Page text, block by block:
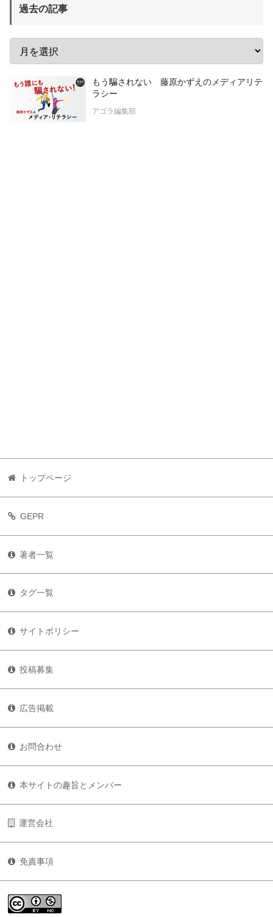
過去の記事
もう騙されない 藤原かずえのメディアリテ
ラシー
アゴラ編集部
トップページ
GEPR
著者一覧
タグ一覧
サイトポリシー
投稿募集
広告掲載
お問合わせ
本サイトの趣旨とメンバー
運営会社
免責事項